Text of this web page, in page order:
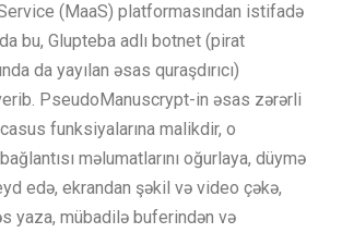
(MaaS) platformasından istifadə
bu, Glupteba adlı botnet (pirat
da yayılan əsas quraşdırıcı)
PseudoManuscrypt-in əsas zərərli
funksiyalarına malikdir, o
məlumatlarını oğurlaya, düymə
edə, ekrandan şəkil və video çəkə,
yaza, mübadilə buferindən və